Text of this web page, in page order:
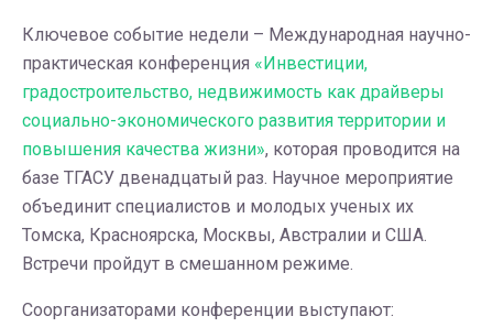
Ключевое событие недели – Международная научно-
практическая конференция «Инвестиции,
градостроительство, недвижимость как драйверы
социально-экономического развития территории и
повышения качества жизни», которая проводится на
базе ТГАСУ двенадцатый раз. Научное мероприятие
объединит специалистов и молодых ученых их
Томска, Красноярска, Москвы, Австралии и США.
Встречи пройдут в смешанном режиме.
Соорганизаторами конференции выступают: